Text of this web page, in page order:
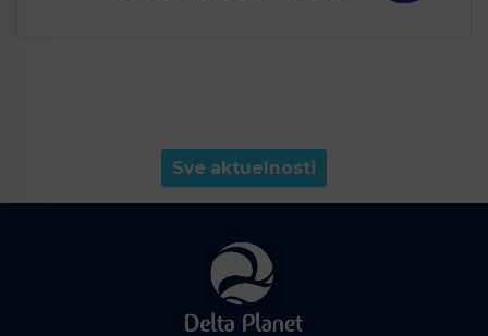
Sve aktuelnosti